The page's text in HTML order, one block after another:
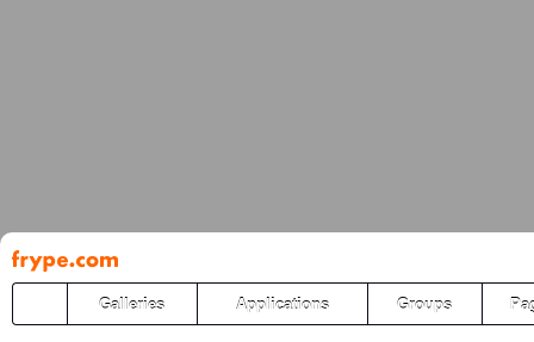
Pāriet
uz
saturu
Galleries Applications Groups